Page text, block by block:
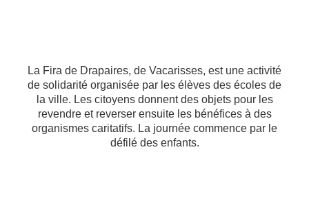
La Fira de Drapaires, de Vacarisses, est une activité
de solidarité organisée par les élèves des écoles de
la ville. Les citoyens donnent des objets pour les
revendre et reverser ensuite les bénéfices à des
organismes caritatifs. La journée commence par le
défilé des enfants.